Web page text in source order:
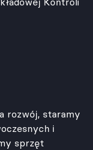
rozwój, staramy
i
sprzęt